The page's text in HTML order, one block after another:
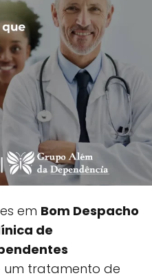
em Bom Despacho
de
um tratamento de